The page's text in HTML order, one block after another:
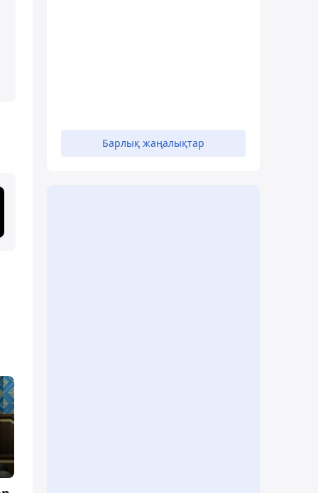
Барлық жаңалықтар